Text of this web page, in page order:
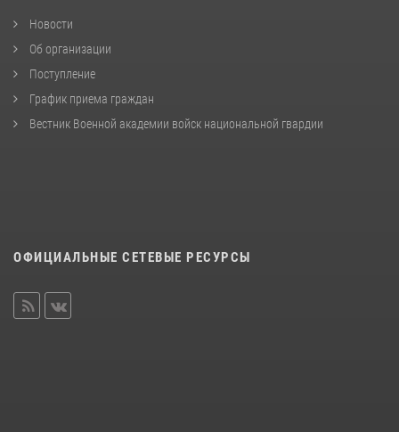
Новости
Об организации
Поступление
График приема граждан
Вестник Военной академии войск национальной гвардии
ОФИЦИАЛЬНЫЕ СЕТЕВЫЕ РЕСУРСЫ